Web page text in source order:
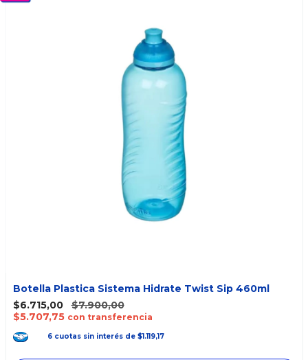
Botella Plastica Sistema Hidrate Twist Sip 460ml
$6.715,00
$7.900,00
$5.707,75 con transferencia
6 cuotas sin interés de $1.119,17